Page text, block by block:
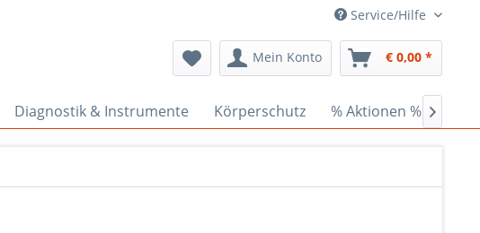
Service/Hilfe
Mein Konto € 0,00 *
Diagnostik & Instrumente Körperschutz % Aktionen % 